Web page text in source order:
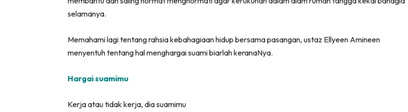
selamanya.
Memahami lagi tentang rahsia kebahagiaan hidup bersama pasangan, ustaz Ellyeen Amineen
menyentuh tentang hal menghargai suami biarlah keranaNya.
Hargai suamimu
Kerja atau tidak kerja, dia suamimu